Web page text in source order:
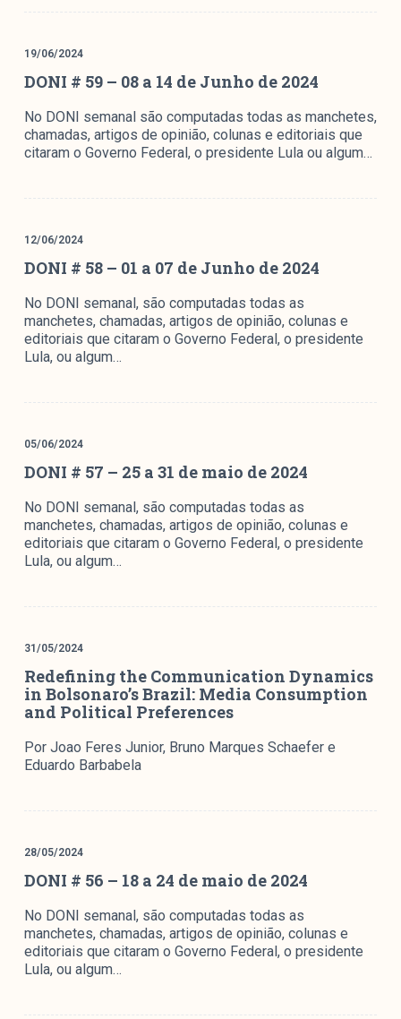
O Manchetômetro é um site de acompanhamento da
cobertura da grande mídia sobre temas de economia e
e Esfera Pública (LEMEP). O LEMEP tem registro no
no Instituto de Estudos Sociais e Políticos (IESP) da
Universidade do Estado do Rio de Janeiro (UERJ). O
econômicos.
19/06/2024
DONI # 59 – 08 a 14 de Junho de 2024
No DONI semanal são computadas todas as manchetes,
chamadas, artigos de opinião, colunas e editoriais que
citaram o Governo Federal, o presidente Lula ou algum…
12/06/2024
DONI # 58 – 01 a 07 de Junho de 2024
No DONI semanal, são computadas todas as
manchetes, chamadas, artigos de opinião, colunas e
editoriais que citaram o Governo Federal, o presidente
Lula, ou algum…
05/06/2024
DONI # 57 – 25 a 31 de maio de 2024
No DONI semanal, são computadas todas as
manchetes, chamadas, artigos de opinião, colunas e
editoriais que citaram o Governo Federal, o presidente
Lula, ou algum…
31/05/2024
Redefining the Communication Dynamics
in Bolsonaro’s Brazil: Media Consumption
and Political Preferences
Por Joao Feres Junior, Bruno Marques Schaefer e
Eduardo Barbabela
28/05/2024
DONI # 56 – 18 a 24 de maio de 2024
No DONI semanal, são computadas todas as
manchetes, chamadas, artigos de opinião, colunas e
editoriais que citaram o Governo Federal, o presidente
Lula, ou algum…